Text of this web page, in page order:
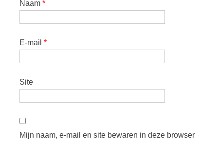
Naam *
E-mail *
Site
Mijn naam, e-mail en site bewaren in deze browser